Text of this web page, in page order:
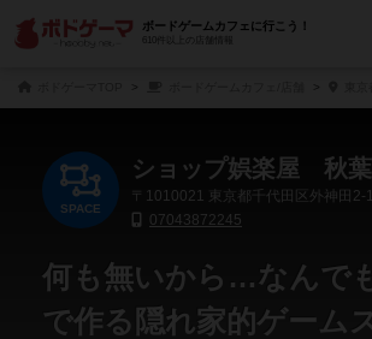
ボードゲームカフェに行こう！
610件以上の店舗情報
SPACE
ショップ娯楽屋 秋
〒1010021 東京都千代田区外神田
07043872245
何も無いから…なんで
で作る隠れ家的ゲーム